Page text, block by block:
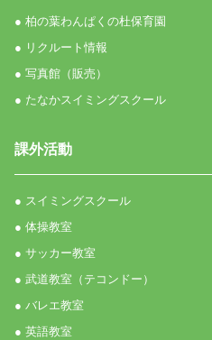
● 柏の葉わんぱくの杜保育園
● リクルート情報
● 写真館（販売）
● たなかスイミングスクール
課外活動
● スイミングスクール
● 体操教室
● サッカー教室
● 武道教室（テコンドー）
● バレエ教室
● 英語教室